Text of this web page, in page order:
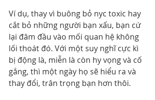
Ví dụ, thay vì buông bỏ nyc toxic hay
cắt bỏ những người bạn xấu, bạn cứ
lại đâm đầu vào mối quan hệ không
lối thoát đó. Với một suy nghĩ cực kì
bị động là, miễn là còn hy vọng và cố
gắng, thì một ngày họ sẽ hiểu ra và
thay đổi, trân trọng bạn hơn thôi.